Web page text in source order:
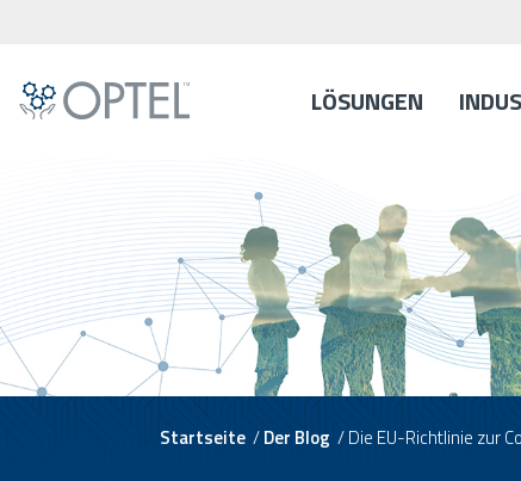
LÖSUNGEN
Startseite /Der Blog /Die EU-Richtlinie zur